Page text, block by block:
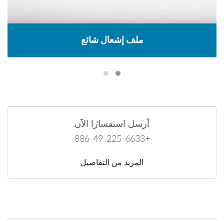
ملف إشعال شائع
أرسل استفسارًا الآن
+886-49-225-6633
المزيد من التفاصيل